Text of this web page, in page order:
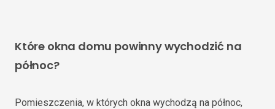
Które okna domu powinny wychodzić na
północ?
Pomieszczenia, w których okna wychodzą na północ,